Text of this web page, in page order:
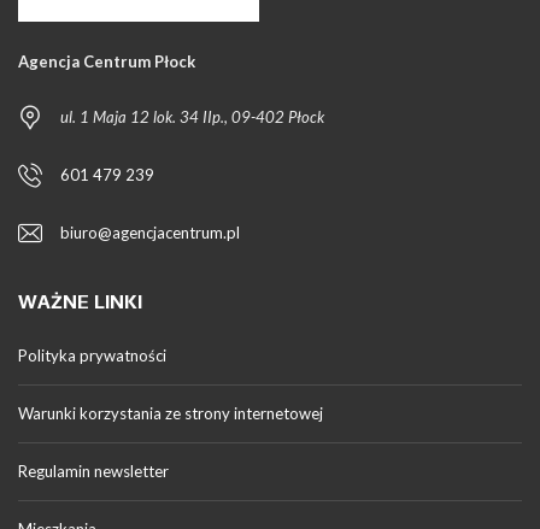
Agencja Centrum Płock
ul. 1 Maja 12 lok. 34 IIp., 09-402 Płock
601 479 239
biuro@agencjacentrum.pl
WAŻNE LINKI
Polityka prywatności
Warunki korzystania ze strony internetowej
Regulamin newsletter